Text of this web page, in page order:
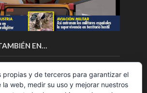
EN…
propias y de terceros para garantizar el
web, medir su uso y mejorar nuestros